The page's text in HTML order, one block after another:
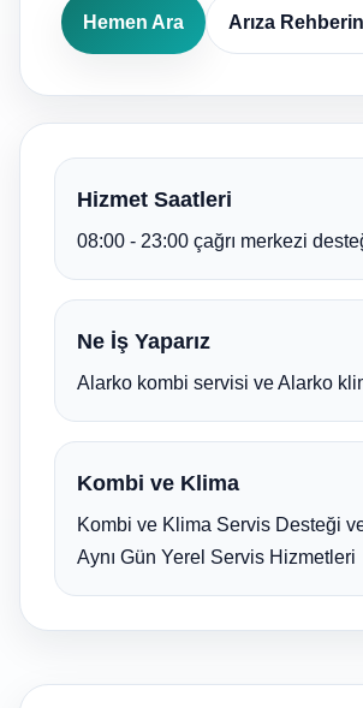
Hemen Ara Arıza
Hizmet Saatleri
08:00 - 23:00 çağrı merkezi
Ne İş Yaparız
Alarko kombi servisi ve Alarko
Kombi ve Klima
Kombi ve Klima Servis Desteği
Aynı Gün Yerel Servis Hizmetleri